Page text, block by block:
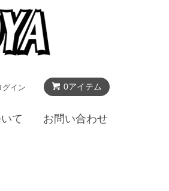
0アイテム
グイン
て お問い合わせ